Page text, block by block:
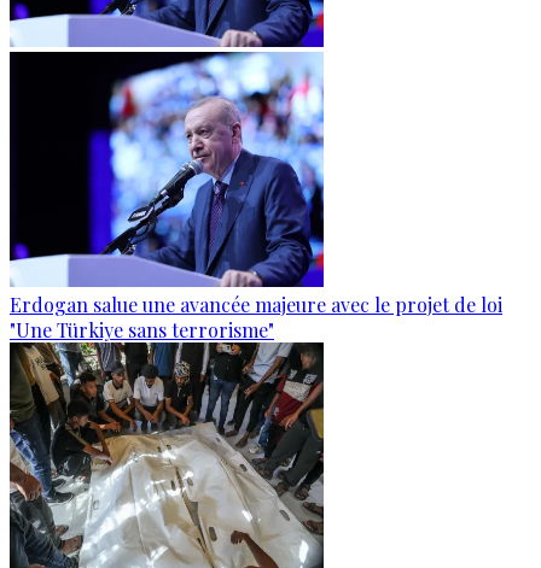
Erdogan salue une avancée majeure avec le projet de loi
"Une Türkiye sans terrorisme"